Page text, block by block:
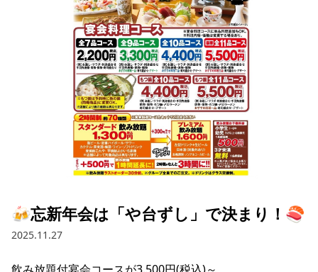
企業情報トップ
代表者あいさつ
グループ会社
会社概要
経営陣
組織図
所在地
事業一覧
飲食事業紹介
飲食事業紹介トップ
や台ずし
焼とりてっぱん
IR（株主・投資家）情報
IR情報トップ
会長メッセージ
コーポレートガバナンス
採用情報
採用情報トップ
パート・アルバイト
店舗物件・店舗施工管理業者の募集
お問い合わせ
🍻忘新年会は「や台ずし」で決まり！🍣
2025.11.27